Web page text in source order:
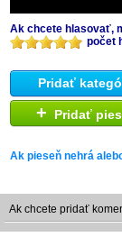
Ak chcete hlasovať,
počet
Pridať
+ Pridať
Ak pieseň nehrá
Ak chcete pridať